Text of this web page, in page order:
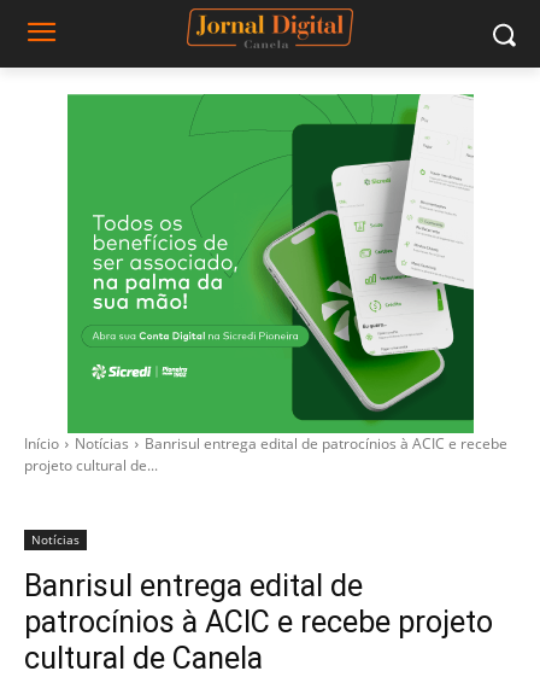
Início Notícias
Banrisul entrega edital de patrocínios à ACIC e recebe
projeto cultural de...
Notícias
Banrisul entrega edital de
patrocínios à ACIC e recebe projeto
cultural de Canela